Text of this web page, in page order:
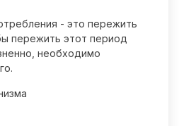
- это пережить
пережить этот период
необходимо